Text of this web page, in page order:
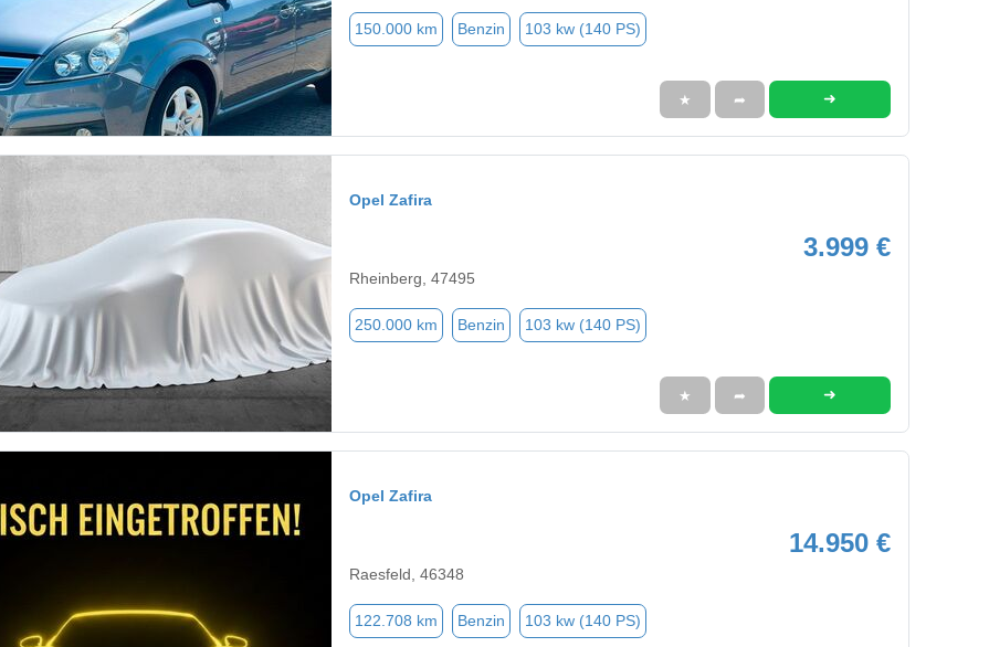
150.000 km Benzin 103 kw (140 PS)
★ ➦ ➜
Opel Zafira
3.999 €
Rheinberg, 47495
250.000 km Benzin 103 kw (140 PS)
★ ➦ ➜
Opel Zafira
14.950 €
Raesfeld, 46348
122.708 km Benzin 103 kw (140 PS)